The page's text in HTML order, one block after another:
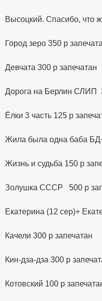
Высоцкий. Спасибо, что
Город зеро 350 р
Девчата 300 р запечатан
Дорога на Берлин СЛИП
Ёлки 3 часть 125 р
Жила была одна баба
Жизнь и судьба 150 р
Золушка СССР 500 р
Екатерина (12 сер)+
Качели 300 р запечатан
Кин-дза-дза 300 р
Котовский 100 р